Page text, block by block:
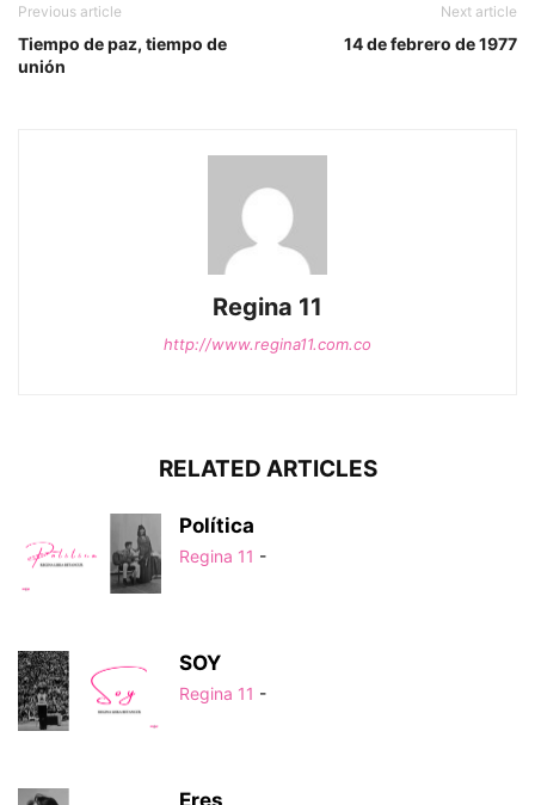
Previous article
Tiempo de paz, tiempo de
unión
Next article
14 de febrero de 1977
Regina 11
http://www.regina11.com.co
RELATED ARTICLES
Política
Regina 11 -
SOY
Regina 11 -
Eres